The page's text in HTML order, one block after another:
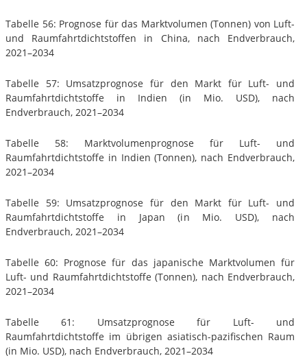
Tabelle 56: Prognose für das Marktvolumen (Tonnen) von Luft-
und Raumfahrtdichtstoffen in China, nach Endverbrauch,
2021–2034
Tabelle 57: Umsatzprognose für den Markt für Luft- und
Raumfahrtdichtstoffe in Indien (in Mio. USD), nach
Endverbrauch, 2021–2034
Tabelle 58: Marktvolumenprognose für Luft- und
Raumfahrtdichtstoffe in Indien (Tonnen), nach Endverbrauch,
2021–2034
Tabelle 59: Umsatzprognose für den Markt für Luft- und
Raumfahrtdichtstoffe in Japan (in Mio. USD), nach
Endverbrauch, 2021–2034
Tabelle 60: Prognose für das japanische Marktvolumen für
Luft- und Raumfahrtdichtstoffe (Tonnen), nach Endverbrauch,
2021–2034
Tabelle 61: Umsatzprognose für Luft- und
Raumfahrtdichtstoffe im übrigen asiatisch-pazifischen Raum
(in Mio. USD), nach Endverbrauch, 2021–2034